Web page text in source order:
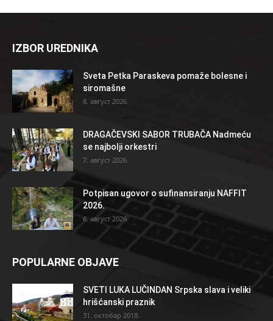
IZBOR UREDNIKA
Sveta Petka Paraskeva pomaže bolesne i
siromašne
8. август 2026.
DRAGAČEVSKI SABOR TRUBAČA Nadmeću
se najbolji orkestri
7. август 2026.
Potpisan ugovor o sufinansiranju NAFFIT
2026.
6. август 2026.
POPULARNE OBJAVE
SVETI LUKA LUČINDAN Srpska slava i veliki
hrišćanski praznik
31. октобар 2018.